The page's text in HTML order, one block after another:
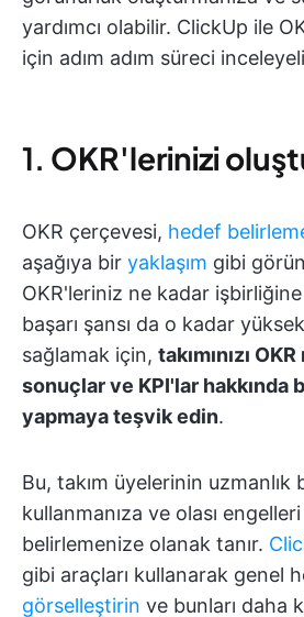
yardımcı olabilir. ClickUp ile
için adım adım süreci
1. OKR'lerinizi
OKR çerçevesi, hedef
aşağıya bir yaklaşım gibi
OKR'leriniz ne kadar işbirliğine
başarı şansı da o kadar
sağlamak için, takımınızı
sonuçlar ve KPI'lar hakkında
yapmaya teşvik edin.
Bu, takım üyelerinin uzmanlık
kullanmanıza ve olası
belirlemenize olanak tanır.
gibi araçları kullanarak genel
görselleştirin ve bunları daha